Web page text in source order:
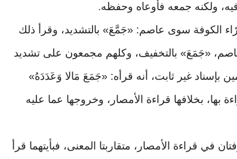
ولكنه جمعه فأوعاه وحفظه.
الكوفة سوى عاصم: «جَمَّعَ» بالتشديد، وقرأ ذلك
«جَمَعَ» بالتخفيف، وكلهم مجمعون على تشديد
غير ثابت، أنه قرأه: «جَمَعَ مَالا وَعَدَدَهُ»
بخلافها قراءة الأمصار، وخروجها عما عليه
في قراءة الأمصار، متقاربتا المعنى، فبأيتهما قرأ